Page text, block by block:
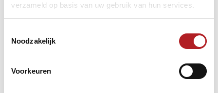
verzameld op basis van uw gebruik van hun services.
Noodzakelijk
Voorkeuren